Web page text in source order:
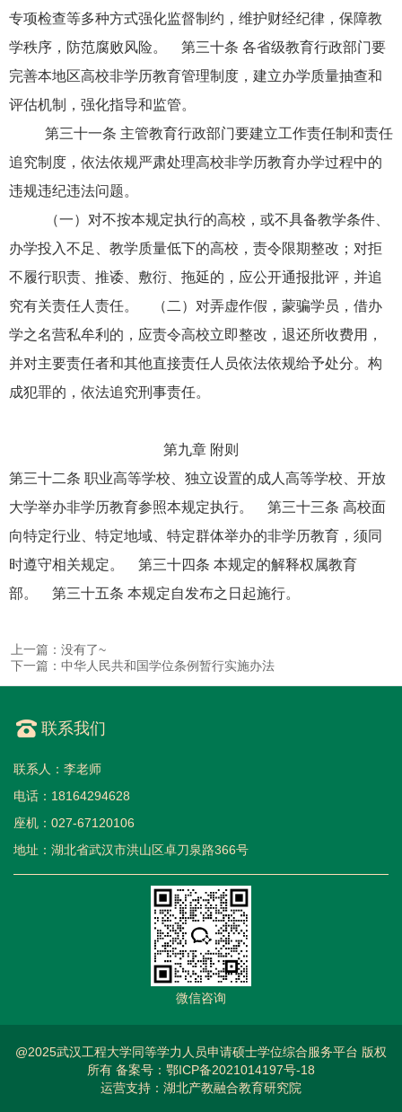
专项检查等多种方式强化监督制约，维护财经纪律，保障教
学秩序，防范腐败风险。 第三十条 各省级教育行政部门要
完善本地区高校非学历教育管理制度，建立办学质量抽查和
评估机制，强化指导和监管。
第三十一条 主管教育行政部门要建立工作责任制和责任
追究制度，依法依规严肃处理高校非学历教育办学过程中的
违规违纪违法问题。
（一）对不按本规定执行的高校，或不具备教学条件、
办学投入不足、教学质量低下的高校，责令限期整改；对拒
不履行职责、推诿、敷衍、拖延的，应公开通报批评，并追
究有关责任人责任。 （二）对弄虚作假，蒙骗学员，借办
学之名营私牟利的，应责令高校立即整改，退还所收费用，
并对主要责任者和其他直接责任人员依法依规给予处分。构
成犯罪的，依法追究刑事责任。
第九章 附则
第三十二条 职业高等学校、独立设置的成人高等学校、开放
大学举办非学历教育参照本规定执行。 第三十三条 高校面
向特定行业、特定地域、特定群体举办的非学历教育，须同
时遵守相关规定。 第三十四条 本规定的解释权属教育
部。 第三十五条 本规定自发布之日起施行。
上一篇：没有了~
下一篇：中华人民共和国学位条例暂行实施办法
联系我们
联系人：李老师
电话：18164294628
座机：027-67120106
地址：湖北省武汉市洪山区卓刀泉路366号
微信咨询
@2025武汉工程大学同等学力人员申请硕士学位综合服务平台 版权
所有 备案号： 鄂ICP备2021014197号-18
运营支持：湖北产教融合教育研究院